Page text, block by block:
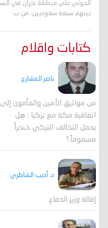
بينهم سبعة سعوديين، من ب
كتابات واقلام
ناصر المشارع
من مواثيق الأمين والمأمون إلى
اتفاقية مكة مع تركيا : هل
يحمل التحالف التركي خنجراً
مسموماً؟
د. أديب الشاطري
إقالة وزير الدفاع